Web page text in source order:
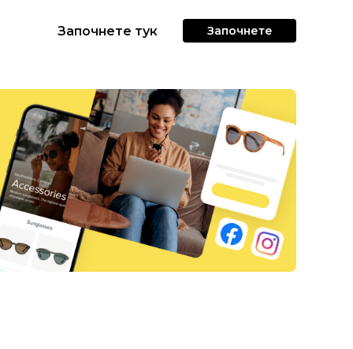
Започнете тук Започнете